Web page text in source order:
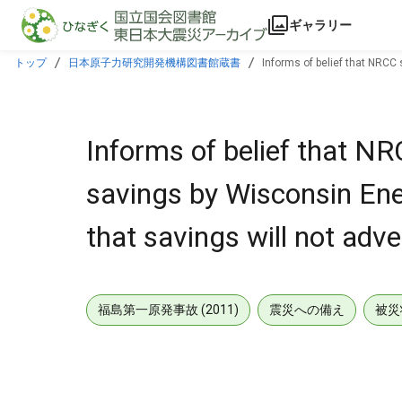
本文に飛ぶ
ギャラリー
トップ 日本原子力研究開発機構図書館蔵書 Informs of belief that
Informs of belief that
savings by Wisconsin
that savings will not
福島第一原発事故 (2011) 震災への備え 被災